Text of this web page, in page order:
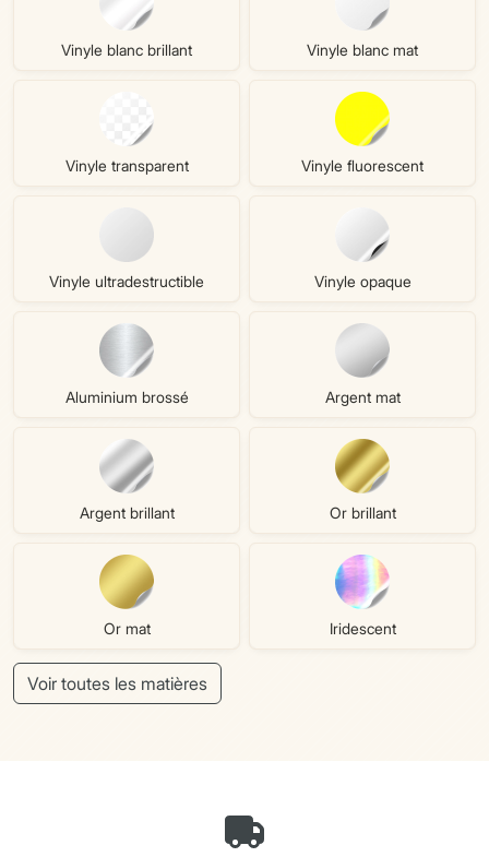
Vinyle blanc brillant Vinyle blanc mat
Vinyle transparent Vinyle fluorescent
Vinyle ultradestructible Vinyle opaque
Aluminium brossé Argent mat
Argent brillant Or brillant
Or mat Iridescent
Voir toutes les matières